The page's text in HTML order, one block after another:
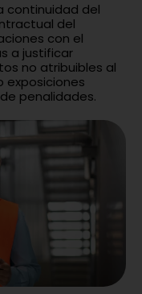
continuidad del
del
con el
a justificar
no atribuibles al
exposiciones
penalidades.